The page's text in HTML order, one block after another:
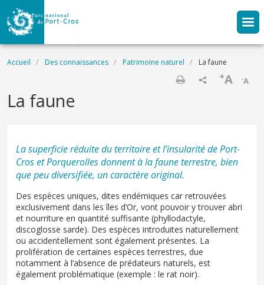
Aller au contenu principal
Fil d'Ariane
Accueil Des connaissances Patrimoine naturel La faune
-A
+A
La faune
La superficie réduite du territoire et l’insularité de Port-
Cros et Porquerolles donnent à la faune terrestre, bien
que peu diversifiée, un caractère original.
Des espèces uniques, dites endémiques car retrouvées
exclusivement dans les îles d’Or, vont pouvoir y trouver abri
et nourriture en quantité suffisante (phyllodactyle,
discoglosse sarde). Des espèces introduites naturellement
ou accidentellement sont également présentes. La
prolifération de certaines espèces terrestres, due
notamment à l’absence de prédateurs naturels, est
également problématique (exemple : le rat noir).